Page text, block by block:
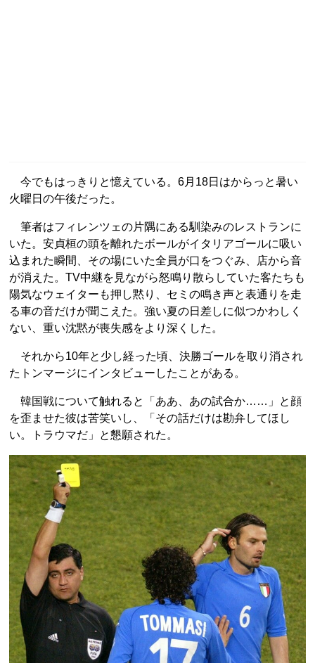
今でもはっきりと憶えている。6月18日はからっと暑い
火曜日の午後だった。
筆者はフィレンツェの片隅にある馴染みのレストランに
いた。安貞桓の頭を離れたボールがイタリアゴールに吸い
込まれた瞬間、その場にいた全員が口をつぐみ、店から音
が消えた。TV中継を見ながら怒鳴り散らしていた客たちも
陽気なウェイターも押し黙り、セミの鳴き声と表通りを走
る車の音だけが聞こえた。強い夏の日差しに似つかわしく
ない、重い沈黙が喪失感をより深くした。
それから10年と少し経った頃、決勝ゴールを取り消され
たトンマージにインタビューしたことがある。
韓国戦について触れると「ああ、あの試合か……」と顔
を歪ませた彼は苦笑いし、「その話だけは勘弁してほし
い。トラウマだ」と懇願された。